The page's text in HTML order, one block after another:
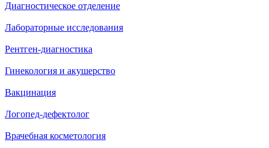
Диагностическое отделение
Лабораторные исследования
Рентген-диагностика
Гинекология и акушерство
Вакцинация
Логопед-дефектолог
Врачебная косметология